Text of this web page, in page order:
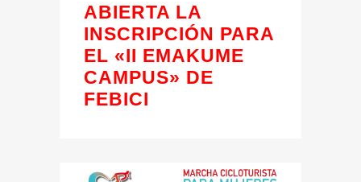
ABIERTA LA
INSCRIPCIÓN PARA
EL «II EMAKUME
CAMPUS» DE
FEBICI